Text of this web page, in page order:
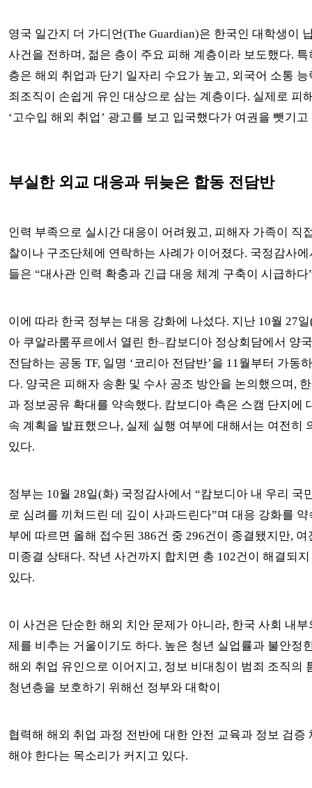
영국 일간지 더 가디언(The Guardian)은 한국인 대학생이
사건을 전하며, 젊은 층이 주요 피해 계층이라 보도했다. 특
층은 해외 취업과 단기 일자리 수요가 높고, 외국어 소통
죄조직이 손쉽게 유인 대상으로 삼는 계층이다. 실제로 피
‘고수입 해외 취업’ 광고를 보고 입국했다가 여권을 뺏기
부실한 외교 대응과 뒤늦은 합동 전담반
인력 부족으로 실시간 대응이 어려웠고, 피해자 가족이 직
찰이나 구조단체에 연락하는 사례가 이어졌다. 국정감사
들은 “대사관 인력 확충과 긴급 대응 체계 구축이 시급하다
이에 따라 한국 정부는 대응 강화에 나섰다. 지난 10월 27
아 쿠알라룸푸르에서 열린 한–캄보디아 정상회담에서 양
전담하는 공동 TF, 일명 ‘코리아 전담반’을 11월부터 가동
다. 양국은 피해자 송환 및 수사 공조 방안을 논의했으며,
과 정보공유 확대를 약속했다. 캄보디아 측은 스캠 단지에
속 계획을 발표했으나, 실제 실행 여부에 대해서는 여전히
있다.
정부는 10월 28일(화) 국정감사에서 “캄보디아 내 우리 국
로 심려를 끼쳐드린 데 깊이 사과드린다”며 대응 강화를
부에 따르면 올해 접수된 386건 중 296건이 종결됐지만, 여
미종결 상태다. 작년 사건까지 합치면 총 102건이 해결되
있다.
이 사건은 단순한 해외 치안 문제가 아니라, 한국 사회 내
제를 비추는 거울이기도 하다. 높은 청년 실업률과 불안정
해외 취업 유인으로 이어지고, 정보 비대칭이 범죄 조직의
청년층을 보호하기 위해선 정부와 대학이
협력해 해외 취업 과정 전반에 대한 안전 교육과 정보 검증
해야 한다는 목소리가 커지고 있다.